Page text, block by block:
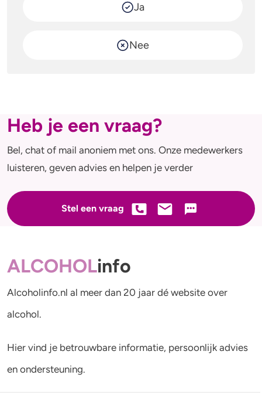
Ja
Nee
Heb je een vraag?
Bel, chat of mail anoniem met ons. Onze medewerkers
luisteren, geven advies en helpen je verder
Stel een vraag
ALCOHOLinfo
Alcoholinfo.nl al meer dan 20 jaar dé website over
alcohol.
Hier vind je betrouwbare informatie, persoonlijk advies
en ondersteuning.